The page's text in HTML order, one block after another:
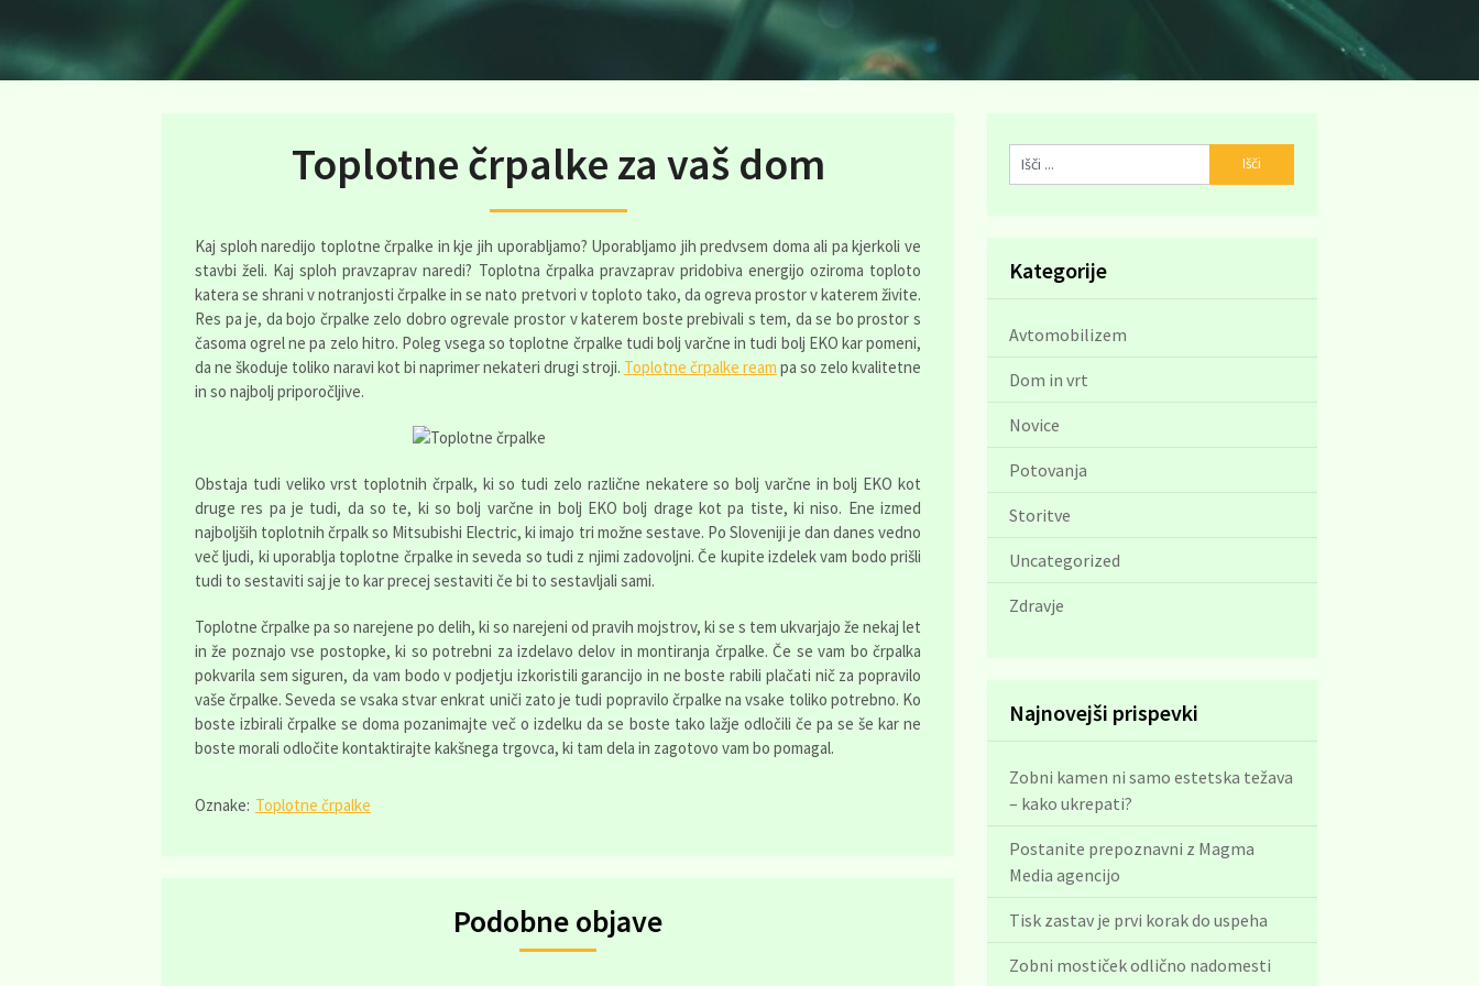
Toplotne črpalke za vaš dom
Kaj sploh naredijo toplotne črpalke in kje jih uporabljamo? Uporabljamo jih predvsem doma ali pa kjerkoli ve
stavbi želi. Kaj sploh pravzaprav naredi? Toplotna črpalka pravzaprav pridobiva energijo oziroma toploto
katera se shrani v notranjosti črpalke in se nato pretvori v toploto tako, da ogreva prostor v katerem živite.
Res pa je, da bojo črpalke zelo dobro ogrevale prostor v katerem boste prebivali s tem, da se bo prostor s
časoma ogrel ne pa zelo hitro. Poleg vsega so toplotne črpalke tudi bolj varčne in tudi bolj EKO kar pomeni,
da ne škoduje toliko naravi kot bi naprimer nekateri drugi stroji. Toplotne črpalke ream pa so zelo kvalitetne
in so najbolj priporočljive.
Obstaja tudi veliko vrst toplotnih črpalk, ki so tudi zelo različne nekatere so bolj varčne in bolj EKO kot
druge res pa je tudi, da so te, ki so bolj varčne in bolj EKO bolj drage kot pa tiste, ki niso. Ene izmed
najboljših toplotnih črpalk so Mitsubishi Electric, ki imajo tri možne sestave. Po Sloveniji je dan danes vedno
več ljudi, ki uporablja toplotne črpalke in seveda so tudi z njimi zadovoljni. Če kupite izdelek vam bodo prišli
tudi to sestaviti saj je to kar precej sestaviti če bi to sestavljali sami.
Toplotne črpalke pa so narejene po delih, ki so narejeni od pravih mojstrov, ki se s tem ukvarjajo že nekaj let
in že poznajo vse postopke, ki so potrebni za izdelavo delov in montiranja črpalke. Če se vam bo črpalka
pokvarila sem siguren, da vam bodo v podjetju izkoristili garancijo in ne boste rabili plačati nič za popravilo
vaše črpalke. Seveda se vsaka stvar enkrat uniči zato je tudi popravilo črpalke na vsake toliko potrebno. Ko
boste izbirali črpalke se doma pozanimajte več o izdelku da se boste tako lažje odločili če pa se še kar ne
boste morali odločite kontaktirajte kakšnega trgovca, ki tam dela in zagotovo vam bo pomagal.
Oznake: Toplotne črpalke
Podobne objave
Kategorije
Avtomobilizem
Dom in vrt
Novice
Potovanja
Storitve
Uncategorized
Zdravje
Najnovejši prispevki
Zobni kamen ni samo estetska težava
– kako ukrepati?
Postanite prepoznavni z Magma
Media agencijo
Tisk zastav je prvi korak do uspeha
Zobni mostiček odlično nadomesti